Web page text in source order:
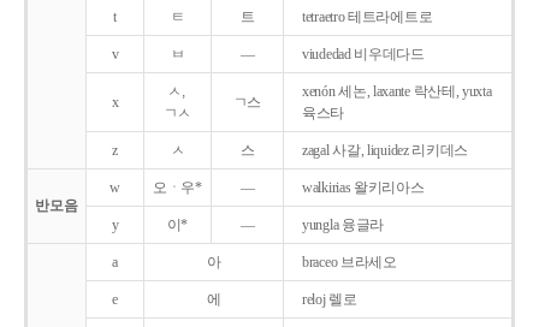
t ㅌ 트 tetraetro 테트라에트로
v ㅂ ― viudedad 비우데다드
x
ㅅ,
ㄱㅅ
ㄱ스
xenón 세논, laxante 락산테, yuxta
육스타
z ㅅ 스 zagal 사갈, liquidez 리키데스
반모음
w 오ㆍ우* ― walkirias 왈키리아스
y 이* ― yungla 융글라
a 아 braceo 브라세오
e 에 reloj 렐로